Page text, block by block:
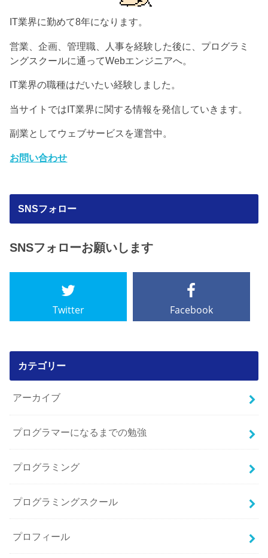
IT業界に勤めて8年になります。
営業、企画、管理職、人事を経験した後に、プログラミ
ングスクールに通ってWebエンジニアへ。
IT業界の職種はだいたい経験しました。
当サイトではIT業界に関する情報を発信していきます。
副業としてウェブサービスを運営中。
お問い合わせ
SNSフォロー
SNSフォローお願いします
Twitter Facebook
カテゴリー
アーカイブ
プログラマーになるまでの勉強
プログラミング
プログラミングスクール
プロフィール